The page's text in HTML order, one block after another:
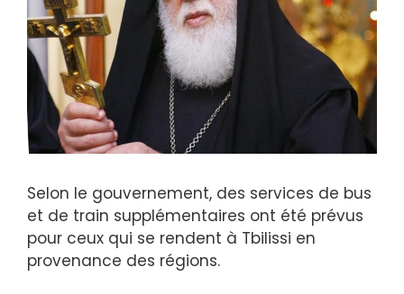
Selon le gouvernement, des services de bus
et de train supplémentaires ont été prévus
pour ceux qui se rendent à Tbilissi en
provenance des régions.